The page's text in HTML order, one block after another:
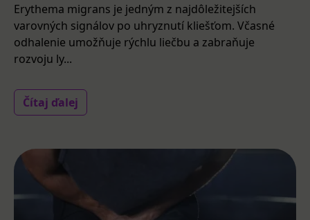
Erythema migrans je jedným z najdôležitejších
varovných signálov po uhryznutí kliešťom. Včasné
odhalenie umožňuje rýchlu liečbu a zabraňuje
rozvoju ly...
Čítaj ďalej